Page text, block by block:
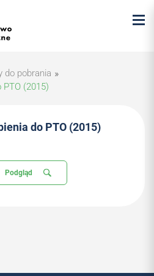
do pobrania »
(2015)
do PTO (2015)
Podgląd